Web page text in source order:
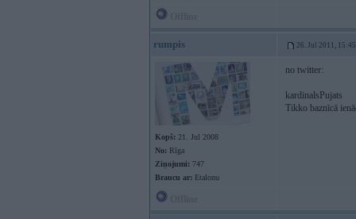
rumpis 26. Jul 2011, 15:45
Kopš: 21. Jul 2008
No: Rīga
Ziņojumi: 747
Braucu ar: Etalonu
no twitter:
kardinalsPujats
Tikko baznīcā